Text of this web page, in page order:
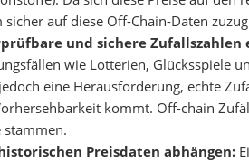
auf diese Off-Chain-Daten
und sichere Zufallszahlen
wie Lotterien, Glücksspiele
eine Herausforderung, echte
kommt. Off-chain
stammen.
Preisdaten abhängen: